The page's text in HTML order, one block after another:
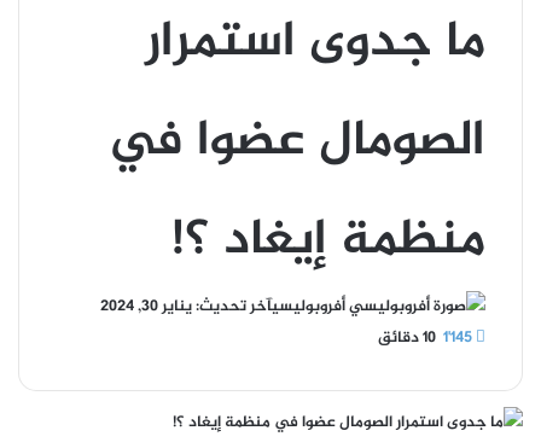
ما جدوى استمرار
الصومال عضوا في
منظمة إيغاد ؟!
أفروبوليسيآخر تحديث: يناير 30, 2024